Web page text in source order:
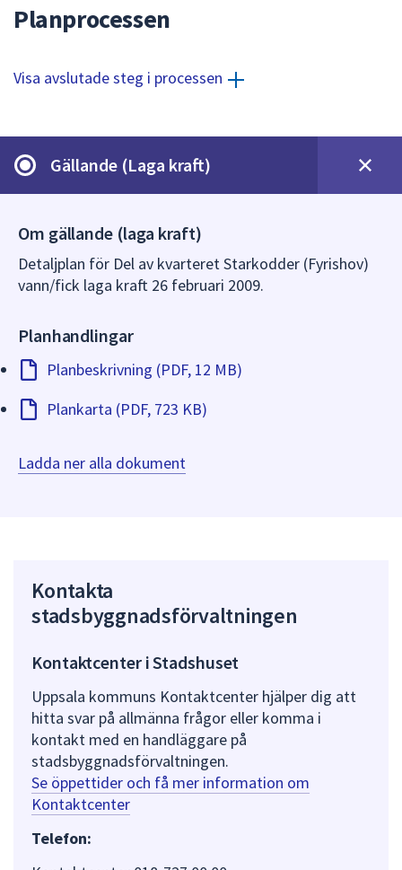
Planprocessen
Visa avslutade steg i processen
Gällande (Laga kraft)
Om gällande (laga kraft)
Detaljplan för Del av kvarteret Starkodder (Fyrishov)
vann/fick laga kraft 26 februari 2009.
Planhandlingar
Planbeskrivning (PDF, 12 MB)
Plankarta (PDF, 723 KB)
Ladda ner alla dokument
Kontakta
stadsbyggnadsförvaltningen
Kontaktcenter i Stadshuset
Uppsala kommuns Kontaktcenter hjälper dig att
hitta svar på allmänna frågor eller komma i
kontakt med en handläggare på
stadsbyggnadsförvaltningen.
Se öppettider och få mer information om
Kontaktcenter
Telefon: